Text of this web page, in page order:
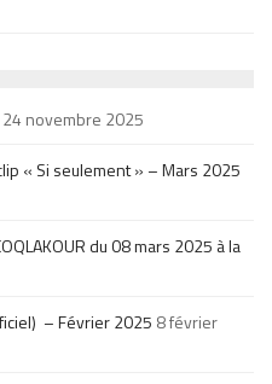
24 novembre 2025
« Si seulement » – Mars 2025
du 08 mars 2025 à la
– Février 2025 8 février